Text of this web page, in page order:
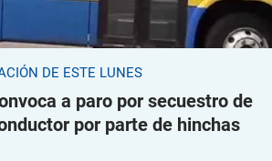
DE ESTE LUNES
a paro por secuestro de
por parte de hinchas